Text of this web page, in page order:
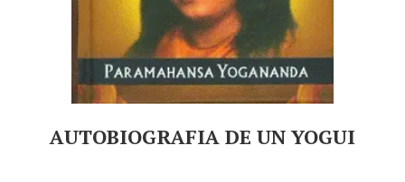
AUTOBIOGRAFIA DE UN YOGUI